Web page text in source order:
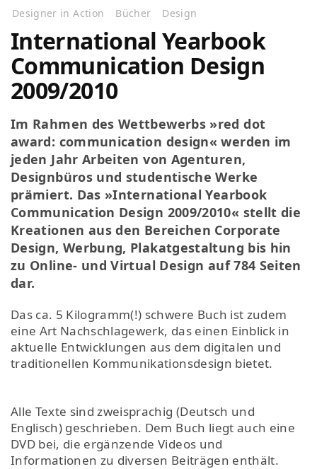
Designer in Action Bücher Design
International Yearbook
Communication Design
2009/2010
Im Rahmen des Wettbewerbs »red dot
award: communication design« werden im
jeden Jahr Arbeiten von Agenturen,
Designbüros und studentische Werke
prämiert. Das »International Yearbook
Communication Design 2009/2010« stellt die
Kreationen aus den Bereichen Corporate
Design, Werbung, Plakatgestaltung bis hin
zu Online- und Virtual Design auf 784 Seiten
dar.
Das ca. 5 Kilogramm(!) schwere Buch ist zudem
eine Art Nachschlagewerk, das einen Einblick in
aktuelle Entwicklungen aus dem digitalen und
traditionellen Kommunikationsdesign bietet.
Alle Texte sind zweisprachig (Deutsch und
Englisch) geschrieben. Dem Buch liegt auch eine
DVD bei, die ergänzende Videos und
Informationen zu diversen Beiträgen enthält.